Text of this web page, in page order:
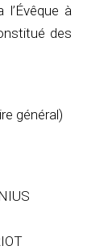
à
des
général)